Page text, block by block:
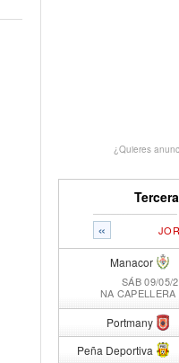
¿Quieres
«
Manacor
SÁB 09/05/
NA
Portmany
Peña Deportiva